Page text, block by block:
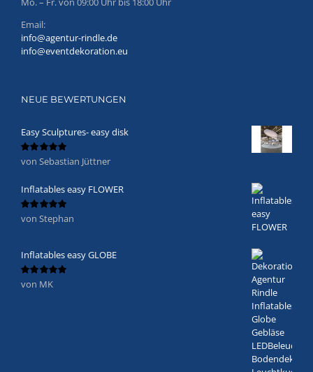
Email:
info@agentur-rindle.de
info@eventdekoration.eu
NEUE BEWERTUNGEN
Easy Sculptures- easy disk
Bewertet
von Sebastian Jüttner
Inflatables easy FLOWER
Bewertet
von 5
von Stephan
Inflatables easy GLOBE
Bewertet
von MK